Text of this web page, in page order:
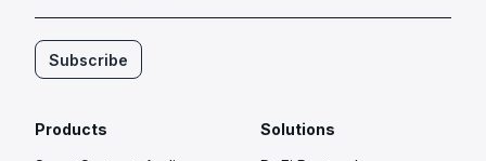
Subscribe
Products
Solutions